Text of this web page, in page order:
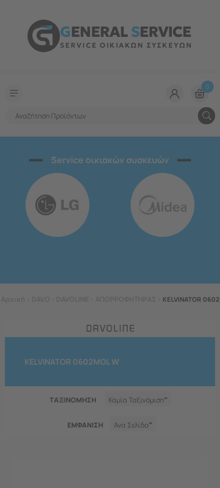
GENERALSERVICE
SERVICE ΟΙΚΙΑΚΩΝ ΣΥΣΚΕΥΩΝ
0
Service οικιακών συσκευών
KELVINATOR
KELVINATOR 0602MOL W
ΤΑΞΙΝΟΜΗΣΗ Καμία Ταξινόμιση
ΕΜΦΑNΙΣΗ Ανα Σελίδα